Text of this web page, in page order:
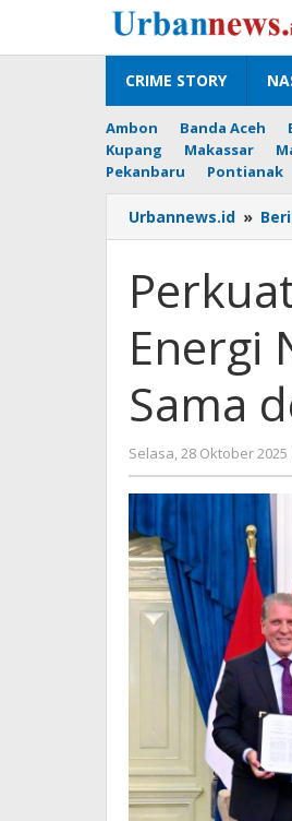
konten
CRIME STORY
Ambon Banda Aceh
Kupang
Makassar
Pekanbaru
Pontianak
Urbannews.id »
Energi
Sama
Selasa, 28 Oktober 2025